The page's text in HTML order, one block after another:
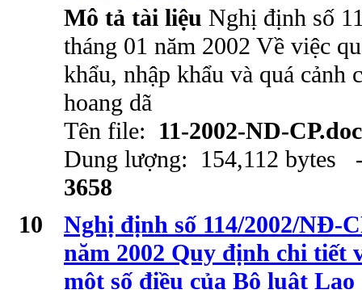
Mô tả tài liệu Nghị định số
tháng 01 năm 2002 Về việc
khẩu, nhập khẩu và quá cảnh
hoang dã
Tên file: 11-2002-ND-CP.doc
Dung lượng: 154,112
3658
10
Nghị định số 114/2002/NĐ-
năm 2002 Quy định chi tiết
một số điều của Bộ luật